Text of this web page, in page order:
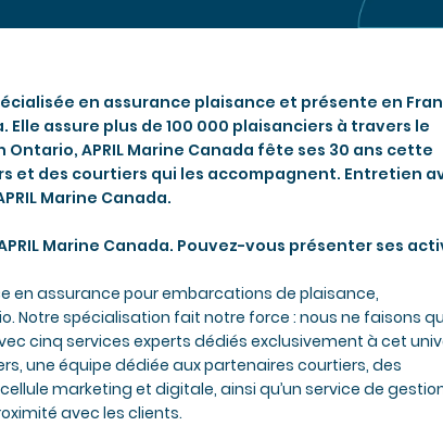
en assurance plaisance et présente en
assure plus de 100 000 plaisanciers à travers le
APRIL Marine Canada fête ses 30 ans cette
et des courtiers qui les accompagnent. Entretien
Marine Canada.
Marine Canada. Pouvez-vous présenter ses
en assurance pour embarcations de plaisance,
Notre spécialisation fait notre force : nous ne faisons
cinq services experts dédiés exclusivement à cet
une équipe dédiée aux partenaires courtiers, des
marketing et digitale, ainsi qu’un service de
avec les clients.